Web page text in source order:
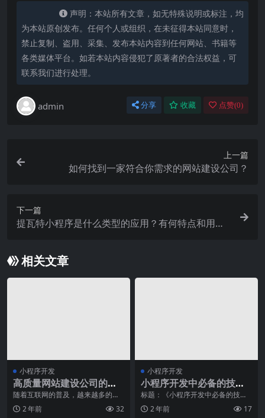
声明：本站所有文章，如无特殊说明或标注，均
为本站原创发布。任何个人或组织，在未征得本站同意时，
禁止复制、盗用、采集、发布本站内容到任何网站、书籍等
各类媒体平台。如若本站内容侵犯了原著者的合法权益，可
联系我们进行处理。
admin 分享 收藏 点赞(0)
上一篇
如何找到一家符合你需求的网站建设公司？
下一篇
提瓦特小程序是什么类型的应用？有何特点和用
相关文章
小程序开发
高质量网站建设公司的四
大特征
随着互联网的普及，越来越多的企
业开始注重网站建设。然而，并不
是所有的网站建设公司
2 年前 32
小程序开发
小程序开发中必备的技术
工具推荐
标题：《小程序开发中必备的技术
工具推荐：提升开发效率，助力品
牌打造》近年来，随着
2 年前 17